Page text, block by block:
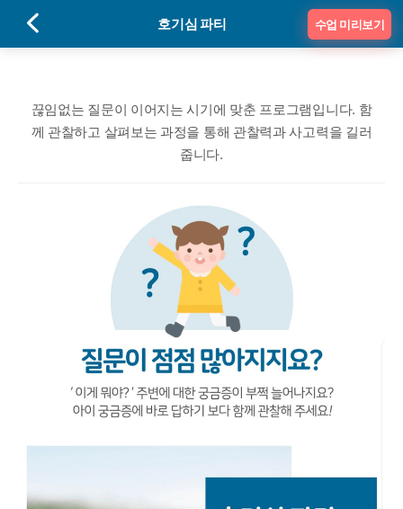
호기심 파티 수업 미리보기
호기심 파티 - 탐구·사고력 발달
끊임없는 질문이 이어지는 시기에 맞춘 프로그램입니다. 함
께 관찰하고 살펴보는 과정을 통해 관찰력과 사고력을 길러
줍니다.